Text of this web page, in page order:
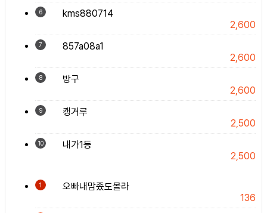
6
kms880714
2,600
7
857a08a1
2,600
8
방구
2,600
9
캥거루
2,500
10
내가1등
2,500
1
오빠내맘좄도몰라
136